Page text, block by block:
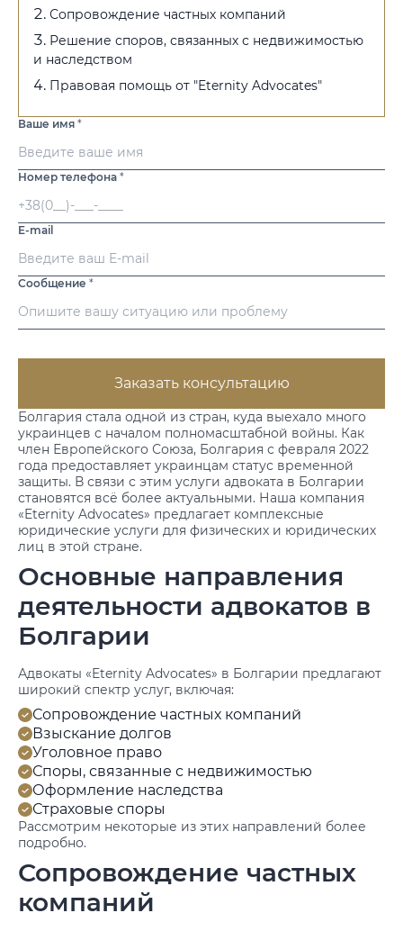
Болгария стала одной из стран, куда выехало много
украинцев с началом полномасштабной войны. Как
член Европейского Союза, Болгария с февраля 2022
года предоставляет украинцам статус временной
защиты. В связи с этим услуги адвоката в Болгарии
становятся всё более актуальными. Наша компания
«Eternity Advocates» предлагает комплексные
юридические услуги для физических и юридических
лиц в этой стране.
Основные направления
деятельности адвокатов в
Болгарии
Адвокаты «Eternity Advocates» в Болгарии предлагают
широкий спектр услуг, включая:
Сопровождение частных компаний
Взыскание долгов
Уголовное право
Споры, связанные с недвижимостью
Оформление наследства
Страховые споры
Рассмотрим некоторые из этих направлений более
подробно.
Сопровождение частных
компаний
Сопровождение частных компаний
Решение споров, связанных с недвижимостью
и наследством
Правовая помощь от "Eternity Advocates"
Ваше имя *
Номер телефона *
E-mail
Сообщение *
Заказать консультацию